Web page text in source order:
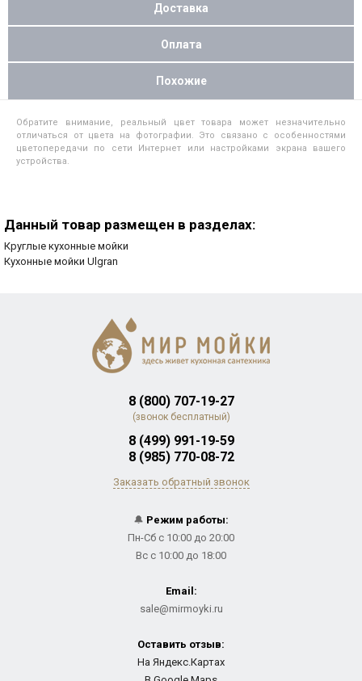
Доставка
Оплата
Похожие
Обратите внимание, реальный цвет товара может незначительно
отличаться от цвета на фотографии. Это связано с особенностями
цветопередачи по сети Интернет или настройками экрана вашего
устройства.
Данный товар размещен в разделах:
Круглые кухонные мойки
Кухонные мойки Ulgran
8 (800) 707-19-27
(звонок бесплатный)
8 (499) 991-19-59
8 (985) 770-08-72
Заказать обратный звонок
🔔 Режим работы:
Пн-Сб с 10:00 до 20:00
Вс с 10:00 до 18:00
Email:
sale@mirmoyki.ru
Оставить отзыв:
На Яндекс.Картах